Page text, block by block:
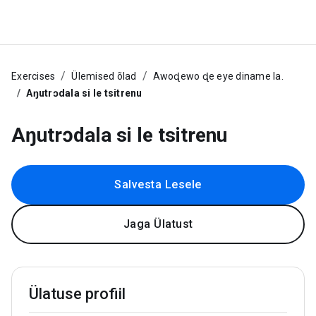
Exercises Ülemised õlad
Awoɖewo ɖe eye diname la.
Aŋutrɔdala si le tsitrenu
Aŋutrɔdala si le tsitrenu
Salvesta Lesele
Jaga Ülatust
Ülatuse profiil